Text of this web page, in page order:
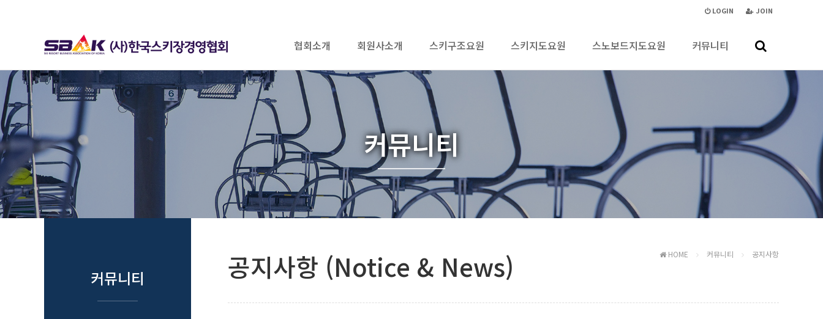
JOIN
LOGIN
협회소개 회원사소개 스키구조요원 스키지도요원 스노보드지도요원
하위분류
커뮤니티
하위분류
커뮤니티
공지사항 (Notice & News) HOME 커뮤니티 공지사항
커뮤니티